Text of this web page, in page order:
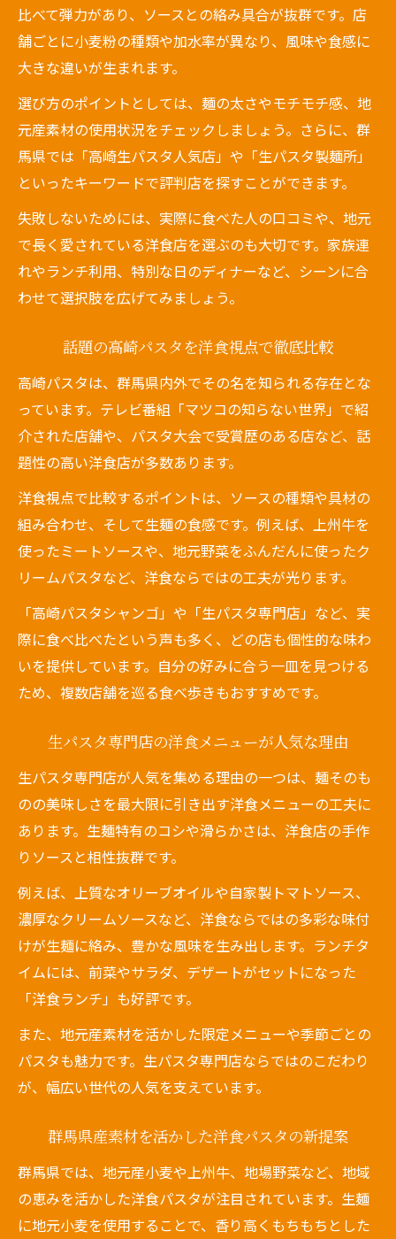
比べて弾力があり、ソースとの絡み具合が抜群です。店
舗ごとに小麦粉の種類や加水率が異なり、風味や食感に
大きな違いが生まれます。
選び方のポイントとしては、麺の太さやモチモチ感、地
元産素材の使用状況をチェックしましょう。さらに、群
馬県では「高崎生パスタ人気店」や「生パスタ製麺所」
といったキーワードで評判店を探すことができます。
失敗しないためには、実際に食べた人の口コミや、地元
で長く愛されている洋食店を選ぶのも大切です。家族連
れやランチ利用、特別な日のディナーなど、シーンに合
わせて選択肢を広げてみましょう。
話題の高崎パスタを洋食視点で徹底比較
高崎パスタは、群馬県内外でその名を知られる存在とな
っています。テレビ番組「マツコの知らない世界」で紹
介された店舗や、パスタ大会で受賞歴のある店など、話
題性の高い洋食店が多数あります。
洋食視点で比較するポイントは、ソースの種類や具材の
組み合わせ、そして生麺の食感です。例えば、上州牛を
使ったミートソースや、地元野菜をふんだんに使ったク
リームパスタなど、洋食ならではの工夫が光ります。
「高崎パスタシャンゴ」や「生パスタ専門店」など、実
際に食べ比べたという声も多く、どの店も個性的な味わ
いを提供しています。自分の好みに合う一皿を見つける
ため、複数店舗を巡る食べ歩きもおすすめです。
生パスタ専門店の洋食メニューが人気な理由
生パスタ専門店が人気を集める理由の一つは、麺そのも
のの美味しさを最大限に引き出す洋食メニューの工夫に
あります。生麺特有のコシや滑らかさは、洋食店の手作
りソースと相性抜群です。
例えば、上質なオリーブオイルや自家製トマトソース、
濃厚なクリームソースなど、洋食ならではの多彩な味付
けが生麺に絡み、豊かな風味を生み出します。ランチタ
イムには、前菜やサラダ、デザートがセットになった
「洋食ランチ」も好評です。
また、地元産素材を活かした限定メニューや季節ごとの
パスタも魅力です。生パスタ専門店ならではのこだわり
が、幅広い世代の人気を支えています。
群馬県産素材を活かした洋食パスタの新提案
群馬県では、地元産小麦や上州牛、地場野菜など、地域
の恵みを活かした洋食パスタが注目されています。生麺
に地元小麦を使用することで、香り高くもちもちとした